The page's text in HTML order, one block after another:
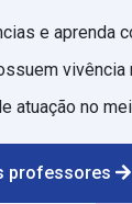
e aprenda
vivência
atuação no
professores